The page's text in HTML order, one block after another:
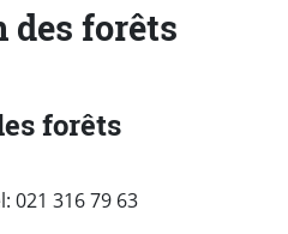
des forêts
forêts
021 316 79 63